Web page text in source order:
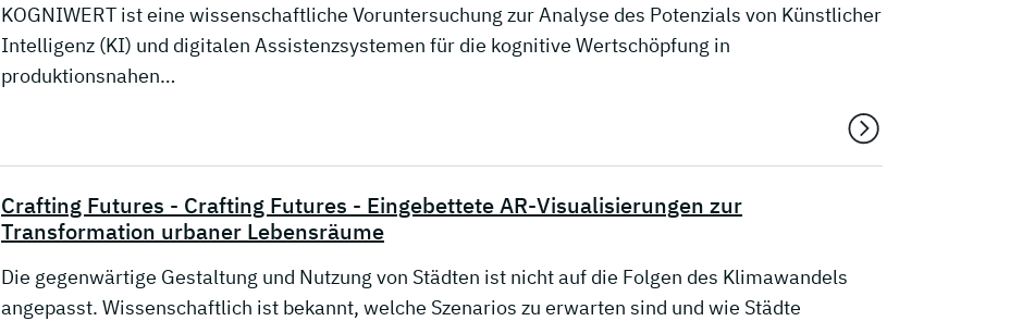
KOGNIWERT ist eine wissenschaftliche Voruntersuchung zur Analyse des Potenzials von Künstlicher
Intelligenz (KI) und digitalen Assistenzsystemen für die kognitive Wertschöpfung in
produktionsnahen…
Crafting Futures - Crafting Futures - Eingebettete AR-Visualisierungen zur
Transformation urbaner Lebensräume
Die gegenwärtige Gestaltung und Nutzung von Städten ist nicht auf die Folgen des Klimawandels
angepasst. Wissenschaftlich ist bekannt, welche Szenarios zu erwarten sind und wie Städte